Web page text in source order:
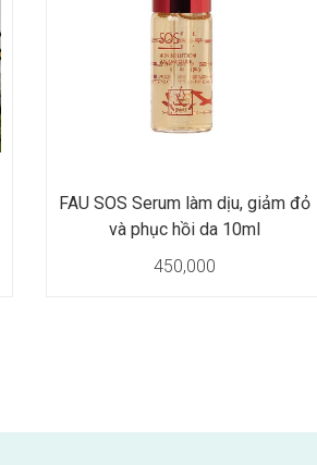
FAU SOS Serum làm dịu, giảm đỏ
và phục hồi da 10ml
450,000